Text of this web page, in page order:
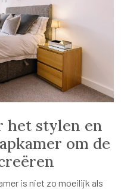
het stylen en
om de
is niet zo moeilijk als